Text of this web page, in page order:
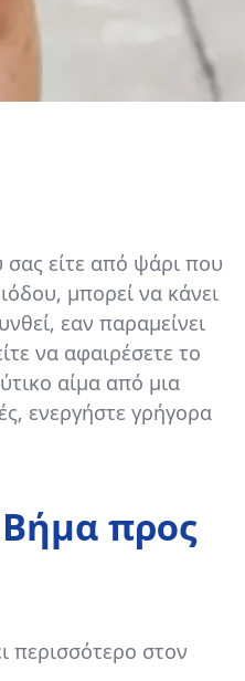
σας είτε από ψάρι που
μπορεί να κάνει
εαν παραμείνει
να αφαιρέσετε το
αίμα από μια
ενεργήστε γρήγορα
προς
περισσότερο στον